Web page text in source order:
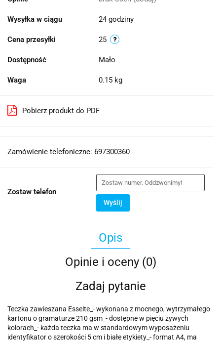
Wysyłka w ciągu 24 godziny
Cena przesyłki 25
Dostępność Mało
Waga 0.15 kg
Pobierz produkt do PDF
Zamówienie telefoniczne: 697300360
Zostaw telefon
Wyślij
Opis
Opinie i oceny (0)
Zadaj pytanie
Teczka zawieszana Esselte_- wykonana z mocnego, wytrzymałego
kartonu o gramaturze 210 gsm_- dostępne w pięciu żywych
kolorach_- każda teczka ma w standardowym wyposażeniu
identyfikator o szerokości 5 cm i białe etykiety_- format A4, ma